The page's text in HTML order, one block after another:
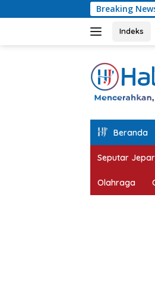
ke
Breaking
Proyek Betonisasi
Indeks
Beranda
Seputar
Olahraga